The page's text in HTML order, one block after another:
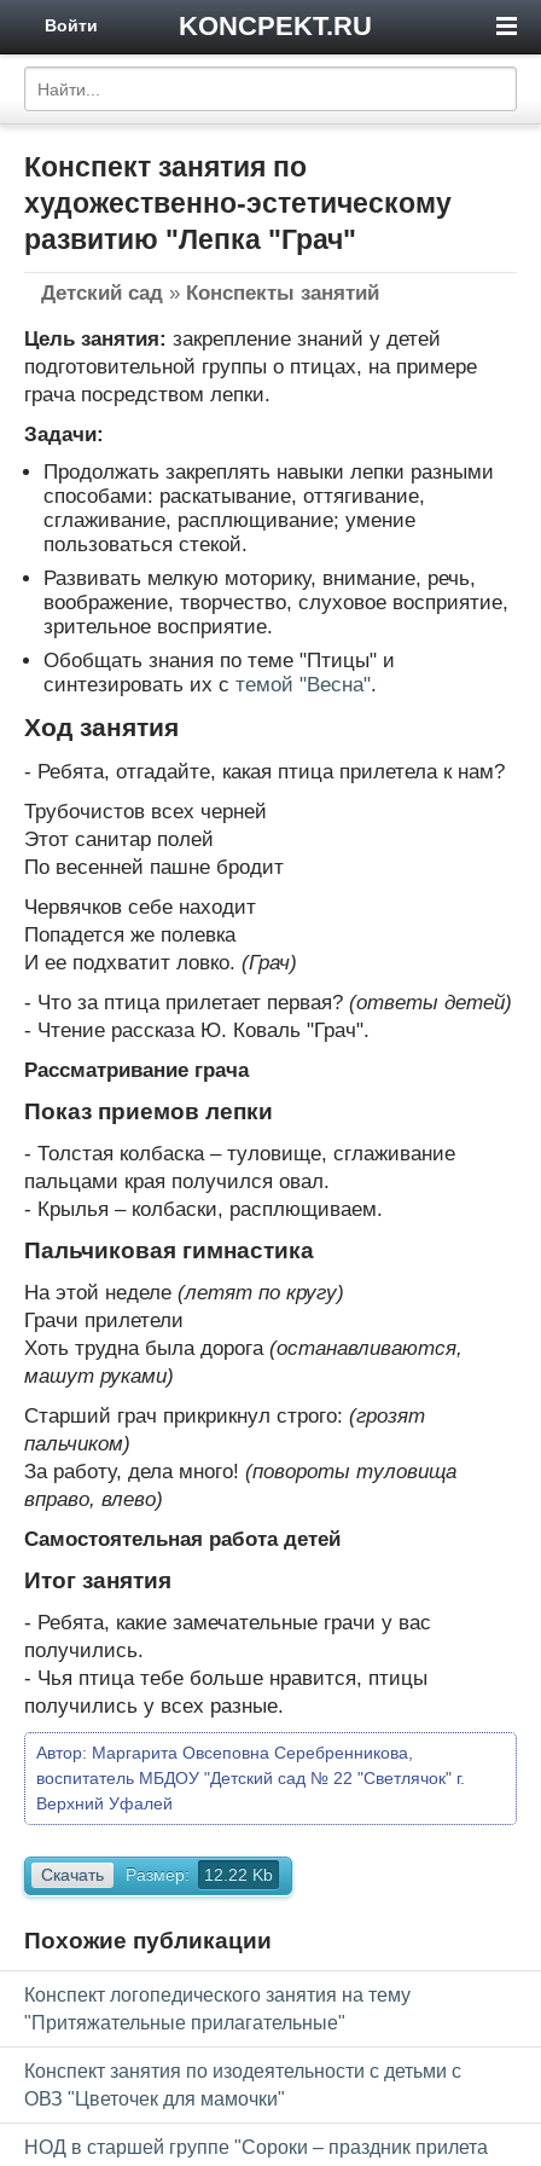
KONCPEKT.RU
Войти
Конспект занятия по
художественно-эстетическому
развитию "Лепка "Грач"
Детский сад » Конспекты занятий
Цель занятия: закрепление знаний у детей
подготовительной группы о птицах, на примере
грача посредством лепки.
Задачи:
Продолжать закреплять навыки лепки разными
способами: раскатывание, оттягивание,
сглаживание, расплющивание; умение
пользоваться стекой.
Развивать мелкую моторику, внимание, речь,
воображение, творчество, слуховое восприятие,
зрительное восприятие.
Обобщать знания по теме "Птицы" и
синтезировать их с темой "Весна".
Ход занятия
- Ребята, отгадайте, какая птица прилетела к нам?
Трубочистов всех черней
Этот санитар полей
По весенней пашне бродит
Червячков себе находит
Попадется же полевка
И ее подхватит ловко. (Грач)
- Что за птица прилетает первая? (ответы детей)
- Чтение рассказа Ю. Коваль "Грач".
Рассматривание грача
Показ приемов лепки
- Толстая колбаска – туловище, сглаживание
пальцами края получился овал.
- Крылья – колбаски, расплющиваем.
Пальчиковая гимнастика
На этой неделе (летят по кругу)
Грачи прилетели
Хоть трудна была дорога (останавливаются,
машут руками)
Старший грач прикрикнул строго: (грозят
пальчиком)
За работу, дела много! (повороты туловища
вправо, влево)
Самостоятельная работа детей
Итог занятия
- Ребята, какие замечательные грачи у вас
получились.
- Чья птица тебе больше нравится, птицы
получились у всех разные.
Автор: Маргарита Овсеповна Серебренникова,
воспитатель МБДОУ "Детский сад № 22 "Светлячок" г.
Верхний Уфалей
Скачать Размер: 12.22 Kb
Похожие публикации
Конспект логопедического занятия на тему
"Притяжательные прилагательные"
Конспект занятия по изодеятельности с детьми с
ОВЗ "Цветочек для мамочки"
НОД в старшей группе "Сороки – праздник прилета